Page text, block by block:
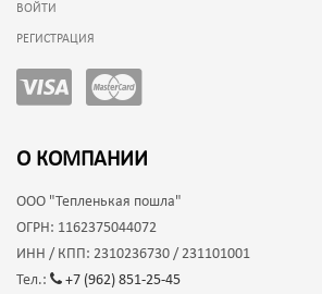
ВОЙТИ
РЕГИСТРАЦИЯ
О КОМПАНИИ
ООО "Тепленькая пошла"
ОГРН: 1162375044072
ИНН / КПП: 2310236730 / 231101001
Тел.:
+7 (962) 851-25-45